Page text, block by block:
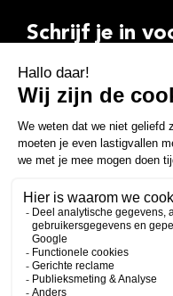
Schrijf je in
E-
mailadres
Inschrijven
FacebookInstagramLinkedIn